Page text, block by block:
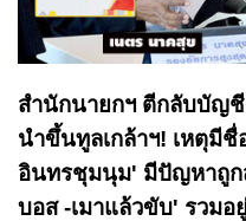
สำนักนายกฯ ตีกลับบัญชี
นำขึ้นทูลเกล้าฯ! เหตุมีชื่
อินทรชุมนุม' มีปัญหาถูก
บอส -เมาแล้วขับ' รวมอ